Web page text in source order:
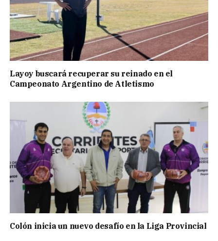
Layoy buscará recuperar su reinado en el
Campeonato Argentino de Atletismo
Colón inicia un nuevo desafío en la Liga Provincial